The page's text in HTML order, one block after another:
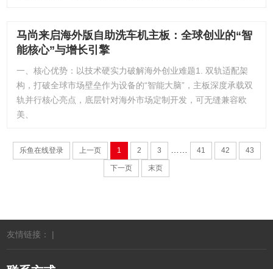
马尚来启海外版自助洗车机主板：全球创业的“智
能核心”与增长引擎
一、核心优势：以技术硬实力破解海外创业难题1. 双轨适配架
构，打破全球市场壁垒作为设备的“智能大脑”，主板深度承载双
轨并行核心亮点，底层针对海外市场定制开发，可无缝兼容欧
美、
乐鱼在线登录 上一页 1 2 3 …… 41 42 43
下一页 末页
友情链接： |